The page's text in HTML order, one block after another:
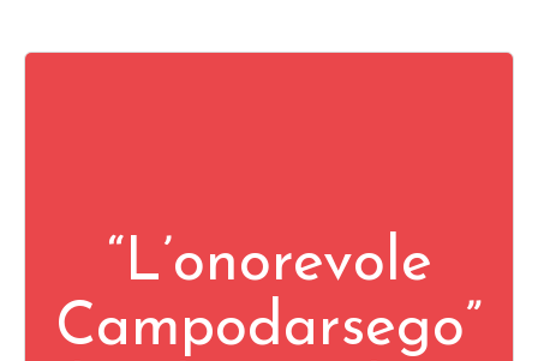
“L’onorevole
Campodarsego”